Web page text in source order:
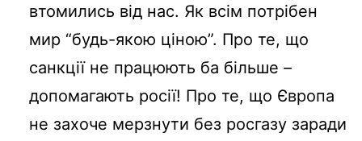
втомились від нас. Як всім потрібен
мир “будь-якою ціною”. Про те, що
санкції не працюють ба більше –
допомагають росії! Про те, що Європа
не захоче мерзнути без росгазу заради